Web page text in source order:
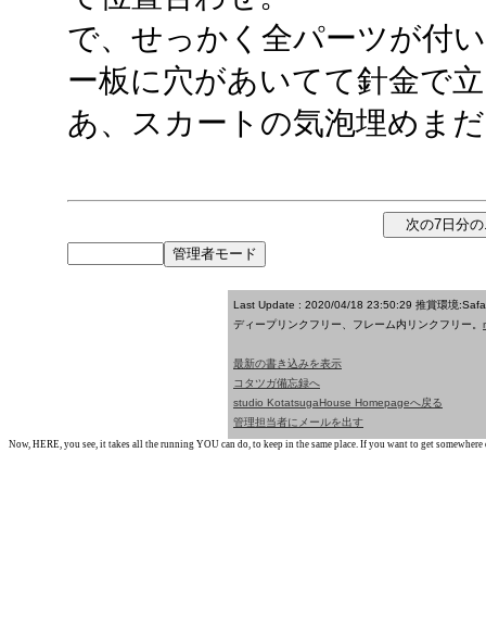
で、せっかく全パーツが付
ー板に穴があいてて針金で
あ、スカートの気泡埋めま
Last Update : 2020/04/18 23:50:29 推賞環境
ディープリンクフリー、フレーム内リンクフリー。
最新の書き込みを表示
コタツガ備忘録へ
studio KotatsugaHouse Homepageへ戻る
管理担当者にメールを出す
Now, HERE, you see, it takes all the running YOU can do, to keep in the same place. If you want to get